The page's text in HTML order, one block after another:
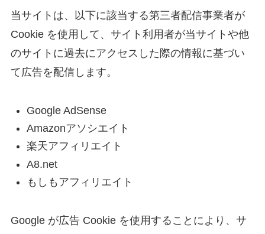
当サイトは、以下に該当する第三者配信事業者が
Cookie を使用して、サイト利用者が当サイトや他
のサイトに過去にアクセスした際の情報に基づい
て広告を配信します。
Google AdSense
Amazonアソシエイト
楽天アフィリエイト
A8.net
もしもアフィリエイト
Google が広告 Cookie を使用することにより、サ